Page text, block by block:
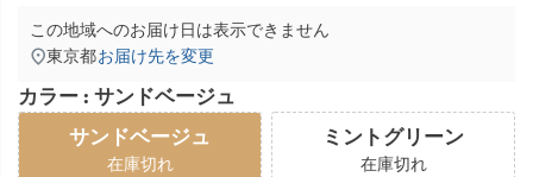
この地域へのお届け日は表示できません
東京都お届け先を変更
カラー
サンドベージュ
サンドベージュ
在庫切れ
ミントグリーン
在庫切れ